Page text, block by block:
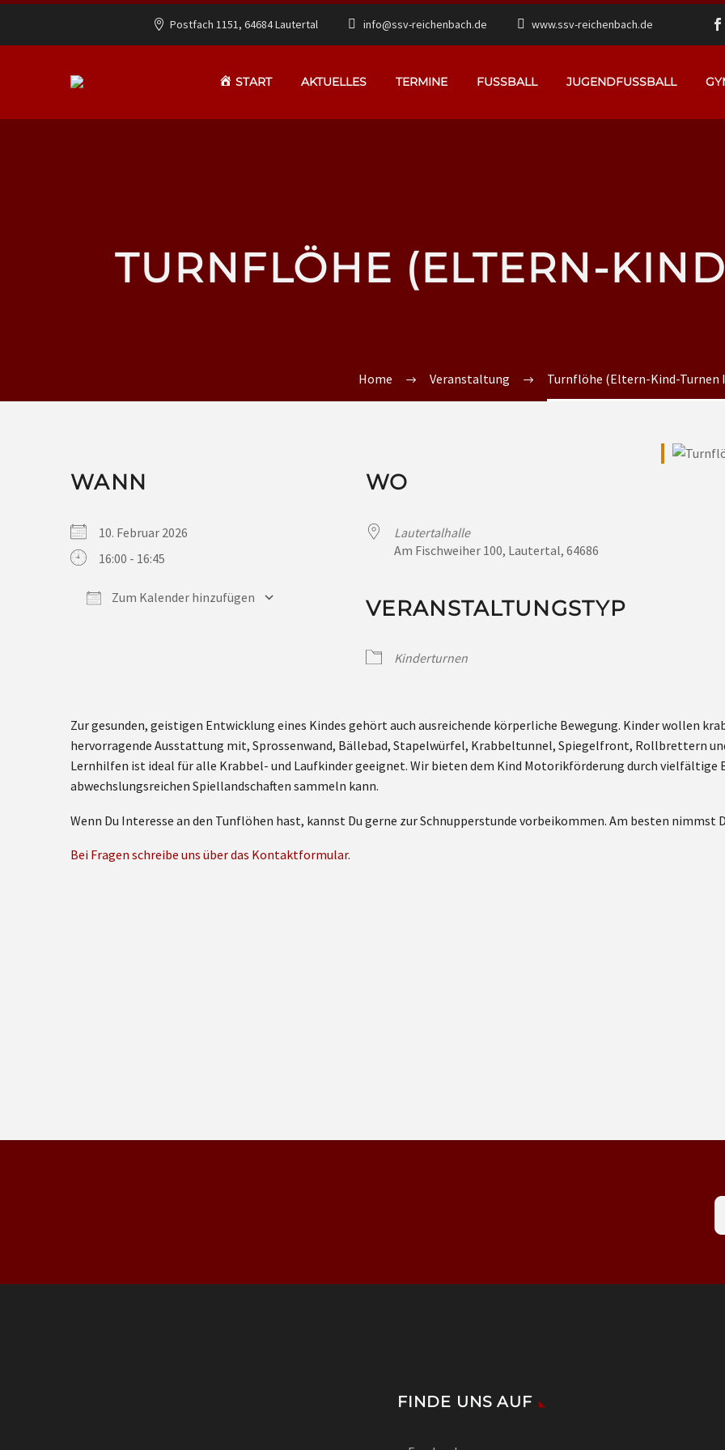
Postfach 1151, 64684 Lautertal info@ssv-reichenbach.de www.ssv-reichenbach.de
START AKTUELLES TERMINE FUSSBALL JUGENDFUSSBALL
TURNFLÖHE (ELTERN-
Home Veranstaltung Turnflöhe (Eltern-Kind-Turnen
WANN
10. Februar 2026
16:00 - 16:45
Zum Kalender hinzufügen
WO
Lautertalhalle
Am Fischweiher 100, Lautertal, 64686
VERANSTALTUNGSTYP
Kinderturnen
Zur gesunden, geistigen Entwicklung eines Kindes gehört auch ausreichende körperliche Bewegung. Kinder wollen
hervorragende Ausstattung mit, Sprossenwand, Bällebad, Stapelwürfel, Krabbeltunnel, Spiegelfront, Rollbrettern
Lernhilfen ist ideal für alle Krabbel- und Laufkinder geeignet. Wir bieten dem Kind Motorikförderung durch vielfältige
abwechslungsreichen Spiellandschaften sammeln kann.
Wenn Du Interesse an den Tunflöhen hast, kannst Du gerne zur Schnupperstunde vorbeikommen. Am besten
Bei Fragen schreibe uns über das Kontaktformular.
FINDE UNS AUF